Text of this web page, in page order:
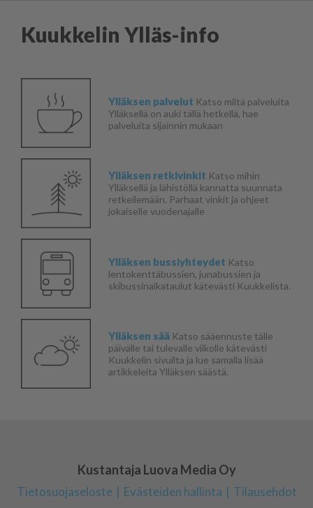
Kuukkelin Ylläs-info
Ylläksen palvelut Katso miltä palveluita
Ylläksellä on auki tällä hetkellä, hae
palveluita sijainnin mukaan
Ylläksen retkivinkit Katso mihin
Ylläksellä ja lähistöllä kannatta suunnata
retkeilemään. Parhaat vinkit ja ohjeet
jokaiselle vuodenajalle
Ylläksen bussiyhteydet Katso
lentokenttäbussien, junabussien ja
skibussinaikataulut kätevästi Kuukkelista.
Ylläksen sää Katso sääennuste tälle
päivälle tai tulevalle viikolle kätevästi
Kuukkelin sivuilta ja lue samalla lisää
artikkeleita Ylläksen säästä.
Kustantaja Luova Media Oy
Tietosuojaseloste Evästeiden hallinta Tilausehdot